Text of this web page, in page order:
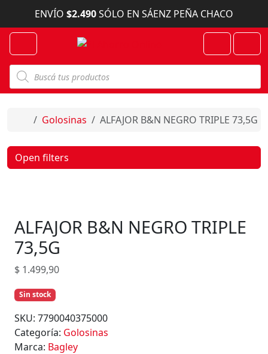
Skip to content
ENVÍO $2.490SÓLO EN SÁENZ PEÑA CHACO
B
s
q
d
o
Account
Cart
Home
Golosinas ALFAJOR B&N NEGRO TRIPLE 73,5G
ALFAJOR B&N NEGRO TRIPLE
73,5G
$ 1.499,90
Sin stock
SKU: 7790040375000
Categoría: Golosinas
Marca: Bagley
Open filters